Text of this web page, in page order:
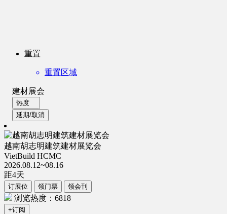
重置
重置区域
建材展会
热度
延期/取消
越南胡志明建筑建材展览会
VietBuild HCMC
2026.08.12~08.16
距4天
订展位 领门票 领会刊
浏览热度：6818
+订阅